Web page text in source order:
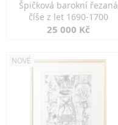
Špičková barokní řezaná
číše z let 1690-1700
25 000 Kč
NOVÉ